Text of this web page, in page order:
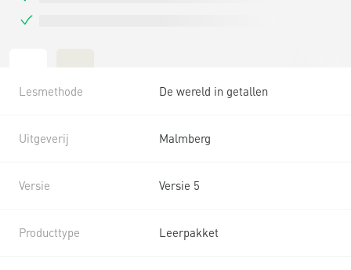
Lesmethode De wereld in getallen
Uitgeverij Malmberg
Versie Versie 5
Producttype Leerpakket